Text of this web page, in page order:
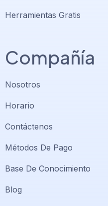
Herramientas Gratis
Compañía
Nosotros
Horario
Contáctenos
Métodos De Pago
Base De Conocimiento
Blog